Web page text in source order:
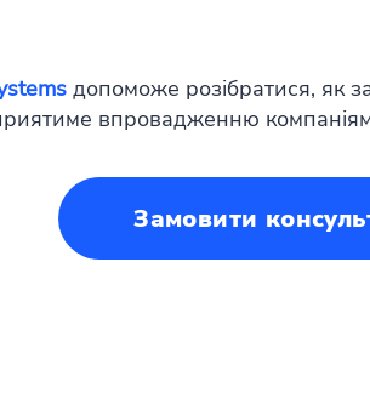
допоможе розібратися, як
впровадженню
Замовити